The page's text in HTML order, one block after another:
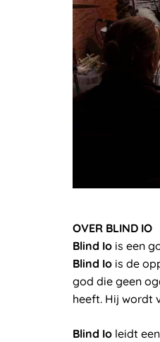
OVER BLIND IO
Blind Io is een
Blind Io is de
god die geen
heeft. Hij wordt
Blind Io leidt